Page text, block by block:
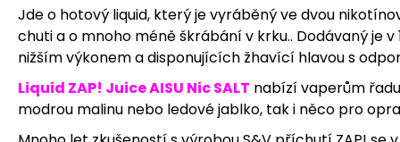
Jde o hotový liquid, který je vyráběný ve dvou
chuti a o mnoho méně škrábání v krku.. Dodávaný je
nižším výkonem a disponujících žhavící hlavou s
Liquid ZAP! Juice AISU Nic SALT nabízí vaperům
modrou malinu nebo ledové jablko, tak i něco pro
169 Kč